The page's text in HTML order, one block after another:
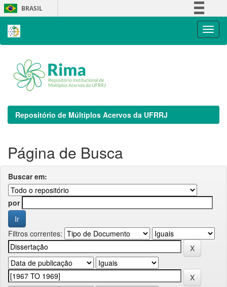
Skip
navigation
BRASIL
Repositório de Múltiplos Acervos da UFRRJ
Página de Busca
Buscar em:
por
Filtros correntes: